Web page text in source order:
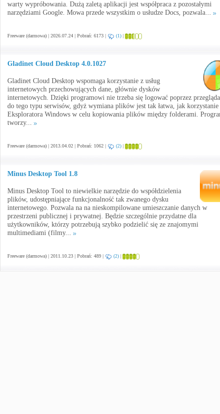
warty wypróbowania. Dużą zaletą aplikacji jest współpraca z pozostałymi
narzędziami Google. Mowa przede wszystkim o usłudze Docs, pozwala...
Freeware (darmowa) | 2026.07.24 | Pobrań: 6173 | (1) |
Gladinet Cloud Desktop 4.0.1027
Gladinet Cloud Desktop wspomaga korzystanie z usług
internetowych przechowujących dane, głównie dysków
internetowych. Dzięki programowi nie trzeba się logować poprzez
do tego typu serwisów, gdyż wymiana plików jest tak łatwa, jak korzystanie
Eksploratora Windows w celu kopiowania plików między folderami.
tworzy...
Freeware (darmowa) | 2013.04.02 | Pobrań: 1062 | (2) |
Minus Desktop Tool 1.8
Minus Desktop Tool to niewielkie narzędzie do współdzielenia
plików, udostępniające funkcjonalność tak zwanego dysku
internetowego. Pozwala na na nieskompilowane umieszczanie danych w
przestrzeni publicznej i prywatnej. Będzie szczególnie przydatne dla
użytkowników, którzy potrzebują szybko podzielić się ze znajomymi
multimediami (filmy...
Freeware (darmowa) | 2011.10.23 | Pobrań: 489 | (2) |